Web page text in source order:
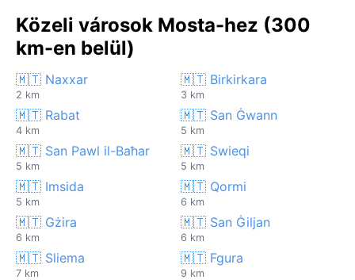
Közeli városok Mosta-hez (300
km-en belül)
🇲🇹 Naxxar
2 km
🇲🇹 Birkirkara
3 km
🇲🇹 Rabat
4 km
🇲🇹 San Ġwann
5 km
🇲🇹 San Pawl il-Baħar
5 km
🇲🇹 Swieqi
5 km
🇲🇹 Imsida
5 km
🇲🇹 Qormi
6 km
🇲🇹 Gżira
6 km
🇲🇹 San Ġiljan
6 km
🇲🇹 Sliema
7 km
🇲🇹 Fgura
9 km